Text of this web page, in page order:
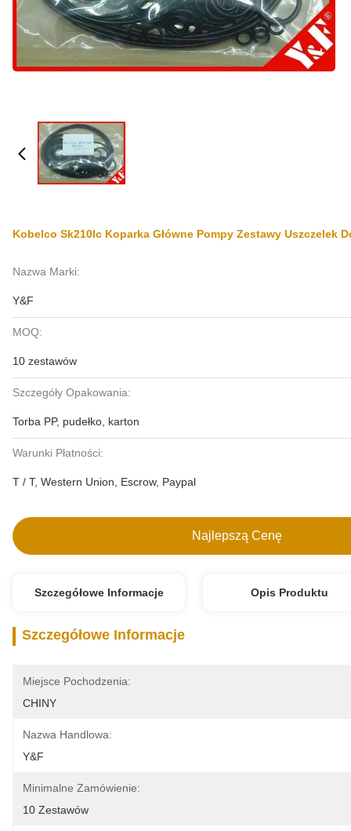
Kobelco Sk210lc Koparka Główne Pompy Zestawy Uszczelek
Nazwa Marki:
Y&F
MOQ:
10 zestawów
Szczegóły Opakowania:
Torba PP, pudełko, karton
Warunki Płatności:
T / T, Western Union, Escrow, Paypal
Najlepszą Cenę
Szczegółowe Informacje Opis Produktu
Szczegółowe Informacje
Miejsce Pochodzenia:
CHINY
Nazwa Handlowa:
Y&F
Minimalne Zamówienie:
10 Zestawów